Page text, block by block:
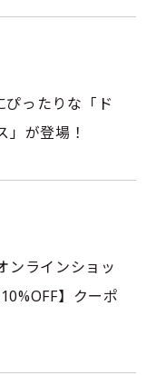
ぴったりな「ド
が登場！
ンラインショッ
】クーポ